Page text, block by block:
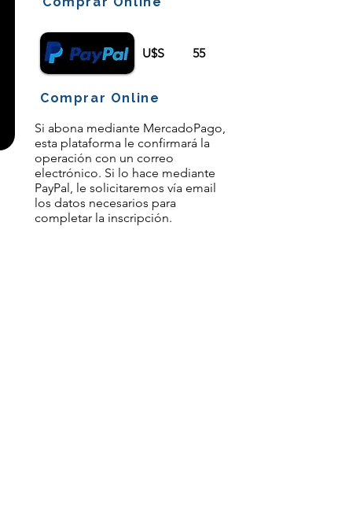
U$S 55
Comprar Online
Si abona mediante MercadoPago,
esta plataforma le confirmará la
operación con un correo
electrónico. Si lo hace mediante
PayPal, le solicitaremos vía email
los datos necesarios para
completar la inscripción.